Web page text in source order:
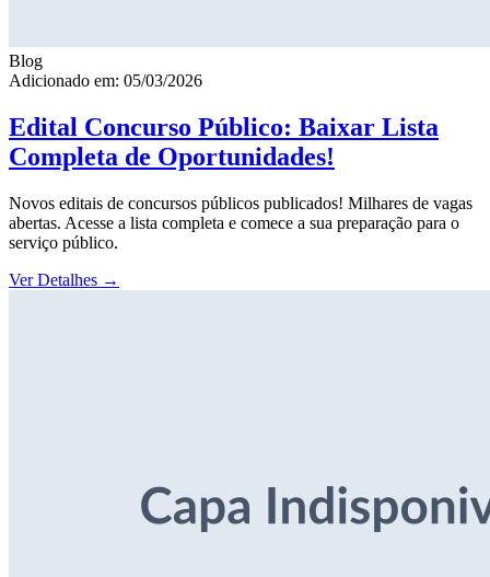
Blog
Adicionado em: 05/03/2026
Edital Concurso Público: Baixar Lista
Completa de Oportunidades!
Novos editais de concursos públicos publicados! Milhares de vagas
abertas. Acesse a lista completa e comece a sua preparação para o
serviço público.
Ver Detalhes →